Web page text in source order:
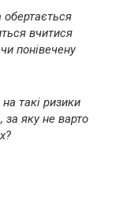
вчитися
понівечену
такі ризики
за яку не варто